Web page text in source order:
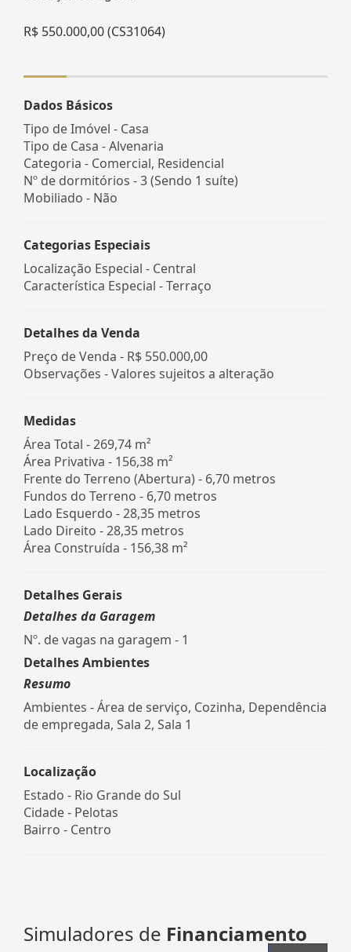
R$ 550.000,00 (CS31064)
Dados Básicos
Tipo de Imóvel - Casa
Tipo de Casa - Alvenaria
Categoria - Comercial, Residencial
Nº de dormitórios - 3 (Sendo 1 suíte)
Mobiliado - Não
Categorias Especiais
Localização Especial - Central
Característica Especial - Terraço
Detalhes da Venda
Preço de Venda - R$ 550.000,00
Observações - Valores sujeitos a alteração
Medidas
Área Total - 269,74 m²
Área Privativa - 156,38 m²
Frente do Terreno (Abertura) - 6,70 metros
Fundos do Terreno - 6,70 metros
Lado Esquerdo - 28,35 metros
Lado Direito - 28,35 metros
Área Construída - 156,38 m²
Detalhes Gerais
Detalhes da Garagem
Nº. de vagas na garagem - 1
Detalhes Ambientes
Resumo
Ambientes - Área de serviço, Cozinha, Dependência
de empregada, Sala 2, Sala 1
Localização
Estado - Rio Grande do Sul
Cidade - Pelotas
Bairro - Centro
Simuladores de Financiamento